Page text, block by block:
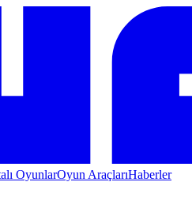
OyunlarOyun AraçlarıHaberler